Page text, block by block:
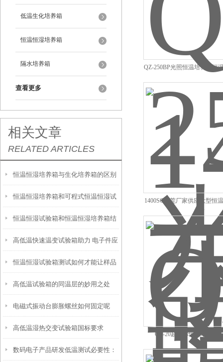
低温生化培养箱
恒温恒湿培养箱
隔水培养箱
查看更多
相关文章
RELATED ARTICLES
恒温恒湿培养箱与生化培养箱的区别
恒温恒湿培养箱和可程式恒温恒湿试
验箱的区别
恒温恒湿试验箱和恒温恒湿培养箱结
构上有何区别
高低温快速温变试验箱助力 电子件应
力筛选的核心意义
恒温恒湿试验箱测试如何才能让样品
无水迹出现
高低温试验箱的同温层的妙用之处
电磁式振动台膨胀螺丝如何固定呢
高低温湿热交变试验箱国标要求
数码电子产品研发低温测试必要性：
QZ-250BP光照恒温培养箱恒
1400SC东莞厂家供应大型恒
QZ-20超迷你恒温培养箱